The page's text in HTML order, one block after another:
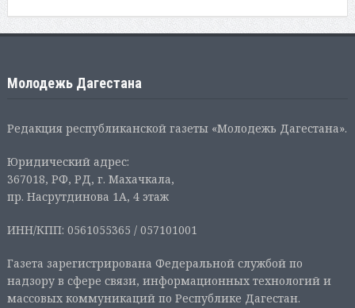
Молодежь Дагестана
Редакция республиканской газеты «Молодежь Дагестана».
Юридический адрес:
367018, РФ, РД, г. Махачкала,
пр. Насрутдинова 1А, 4 этаж
ИНН/КПП: 0561055365 / 057101001
Газета зарегистрирована Федеральной службой по
надзору в сфере связи, информационных технологий и
массовых коммуникаций по Республике Дагестан.